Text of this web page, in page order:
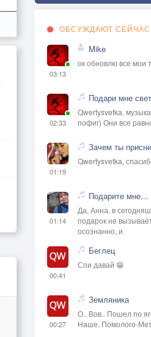
ОБСУЖДАЮТ СЕЙЧАС
03:13
Mike
ок обновлю все мои
02:33
Подари мне свет
Qwertysvetka,
пофиг) Они все
01:19
Зачем ты
Qwertysvetka,
01:14
Подарите мне...
Да, Анна, в
подарок не
осознанно, и
00:41
Беглец
Спи давай 😁
00:27
Земляника
О.. Вов.. Пошел по
Наше. Помолого-